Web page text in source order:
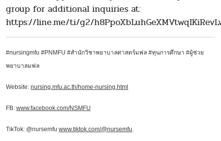
group for additional inquiries at:
https://line.me/ti/g2/
#nursingmfu #PNMFU #สำนักวิชาพยาบาลศาสตร์มฟล #ทุนการศึกษา #ผู้ช่วย
พยาบาลมฟล
Website: nursing.mfu.ac.th/home-nursing.html
FB: www.facebook.com/NSMFU
TikTok: @nursemfu www.tiktok.com/@nursemfu